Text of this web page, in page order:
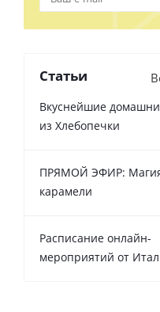
Статьи
Вкуснейшие
из Хлебопечки
ПРЯМОЙ ЭФИР:
карамели
Расписание онлайн-
мероприятий от